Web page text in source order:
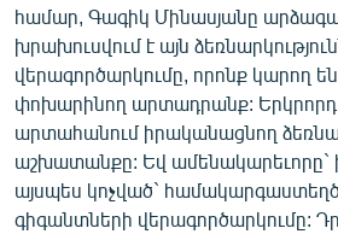
համար, Գագիկ Մինասյանը
խրախուսվում է այն
վերագործարկումը, որոնք կարող
փոխարինող արտադրանք:
արտահանում իրականացնող
աշխատանքը: Եվ ամենակարեւորը`
այսպես կոչված`
գիգանտների վերագործարկումը: